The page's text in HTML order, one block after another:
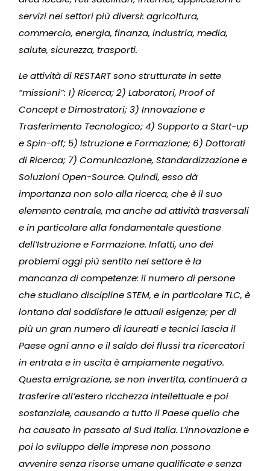
servizi nei settori più diversi: agricoltura,
commercio, energia, finanza, industria, media,
salute, sicurezza, trasporti.
Le attività di RESTART sono strutturate in sette
“missioni”: 1) Ricerca; 2) Laboratori, Proof of
Concept e Dimostratori; 3) Innovazione e
Trasferimento Tecnologico; 4) Supporto a Start-up
e Spin-off; 5) Istruzione e Formazione; 6) Dottorati
di Ricerca; 7) Comunicazione, Standardizzazione e
Soluzioni Open-Source. Quindi, esso dà
importanza non solo alla ricerca, che è il suo
elemento centrale, ma anche ad attività trasversali
e in particolare alla fondamentale questione
dell’Istruzione e Formazione. Infatti, uno dei
problemi oggi più sentito nel settore è la
mancanza di competenze: il numero di persone
che studiano discipline STEM, e in particolare TLC, è
lontano dal soddisfare le attuali esigenze; per di
più un gran numero di laureati e tecnici lascia il
Paese ogni anno e il saldo dei flussi tra ricercatori
in entrata e in uscita è ampiamente negativo.
Questa emigrazione, se non invertita, continuerà a
trasferire all’estero ricchezza intellettuale e poi
sostanziale, causando a tutto il Paese quello che
ha causato in passato al Sud Italia. L’innovazione e
poi lo sviluppo delle imprese non possono
avvenire senza risorse umane qualificate e senza